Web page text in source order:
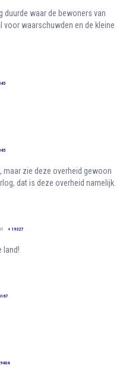
duurde waar de bewoners van
voor waarschuwden en de kleine
maar zie deze overheid gewoon
dat is deze overheid namelijk.
+ 19327
land!